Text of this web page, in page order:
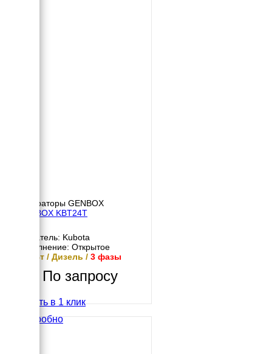
Генераторы GENBOX
GENBOX KBT24T
Двигатель: Kubota
Исполнение: Открытое
24 кВт / Дизель / 3 фазы
По запросу
Купить в 1 клик
Подробно